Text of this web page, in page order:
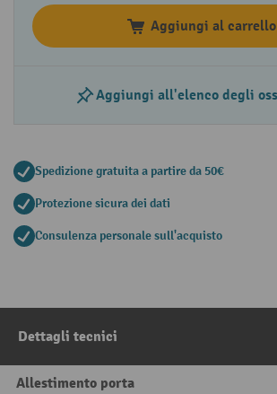
Aggiungi al carrello
Aggiungi all'elenco degli
Spedizione gratuita a partire da 50€
Protezione sicura dei dati
Consulenza personale sull'acquisto
Dettagli tecnici
Allestimento porta